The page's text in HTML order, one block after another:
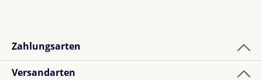
1Bewertung
Zahlungsarten
Versandarten